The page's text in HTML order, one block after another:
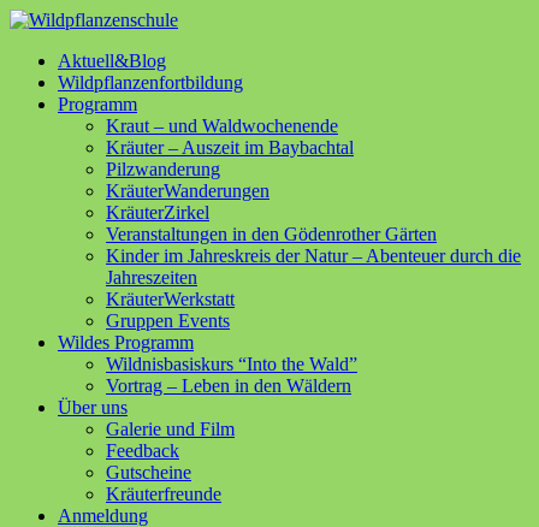
Aktuell&Blog
Wildpflanzenfortbildung
Programm
Kraut – und Waldwochenende
Kräuter – Auszeit im Baybachtal
Pilzwanderung
KräuterWanderungen
KräuterZirkel
Veranstaltungen in den Gödenrother Gärten
Kinder im Jahreskreis der Natur – Abenteuer durch die
Jahreszeiten
KräuterWerkstatt
Gruppen Events
Wildes Programm
Wildnisbasiskurs “Into the Wald”
Vortrag – Leben in den Wäldern
Über uns
Galerie und Film
Feedback
Gutscheine
Kräuterfreunde
Anmeldung